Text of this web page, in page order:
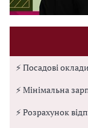
⚡ Посадові
⚡ Мінімальна
⚡ Розрахунок